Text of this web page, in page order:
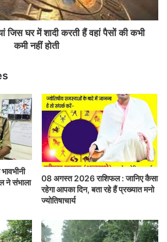
जिस घर में शादी करती हैं वहां पैसों की कभी
कमी नहीं होती
ने संभाला
08 अगस्त 2026 राशिफल : जानिए कैसा
रहेगा आपका दिन, बता रहे हैं प्रख्यात मनो
ज्योतिषाचार्य